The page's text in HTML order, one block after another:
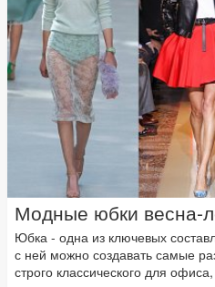
Модные юбки весна-
Юбка - одна из ключевых
с ней можно создавать самые
строго классического для